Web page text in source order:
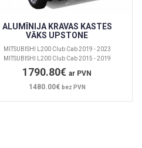
ALUMĪNIJA KRAVAS KASTES
VĀKS UPSTONE
MITSUBISHI L200 Club Cab 2019 - 2023
MITSUBISHI L200 Club Cab 2015 - 2019
1790.80€ar PVN
1480.00€ bez PVN